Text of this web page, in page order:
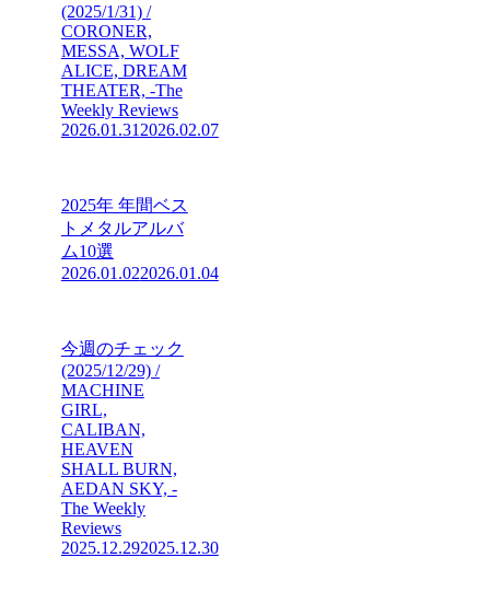
(2025/1/31) /
CORONER,
MESSA, WOLF
ALICE, DREAM
THEATER, -The
Weekly Reviews
2026.01.31 2026.02.07
2025年 年間ベス
トメタルアルバ
ム10選
2026.01.022026.01.04
今週のチェック
(2025/12/29) /
MACHINE
GIRL,
CALIBAN,
HEAVEN
SHALL BURN,
AEDAN SKY, -
The Weekly
Reviews
2025.12.292025.12.30